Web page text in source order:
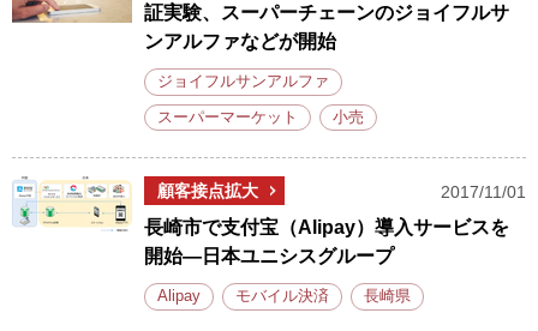
証実験、スーパーチェーンのジョイフルサ
ンアルファなどが開始
ジョイフルサンアルファ
スーパーマーケット 小売
顧客接点拡大 2017/11/01
長崎市で支付宝（Alipay）導入サービスを
開始―日本ユニシスグループ
Alipay モバイル決済 長崎県